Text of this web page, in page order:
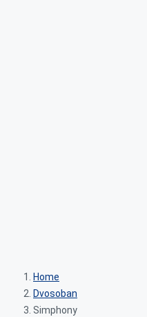
Home
Dvosoban
Simphony